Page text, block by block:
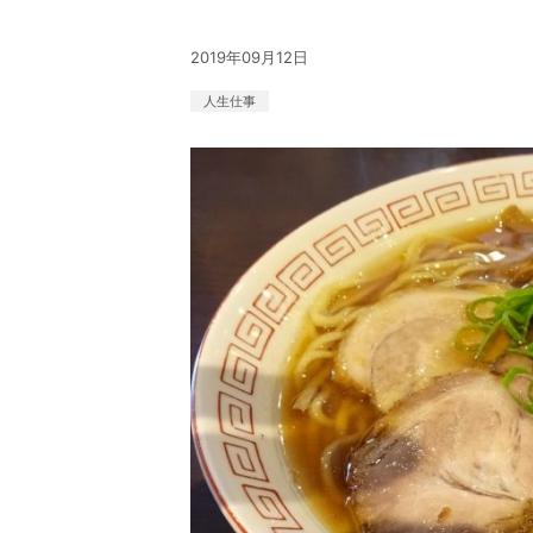
2019年09月12日
人生仕事